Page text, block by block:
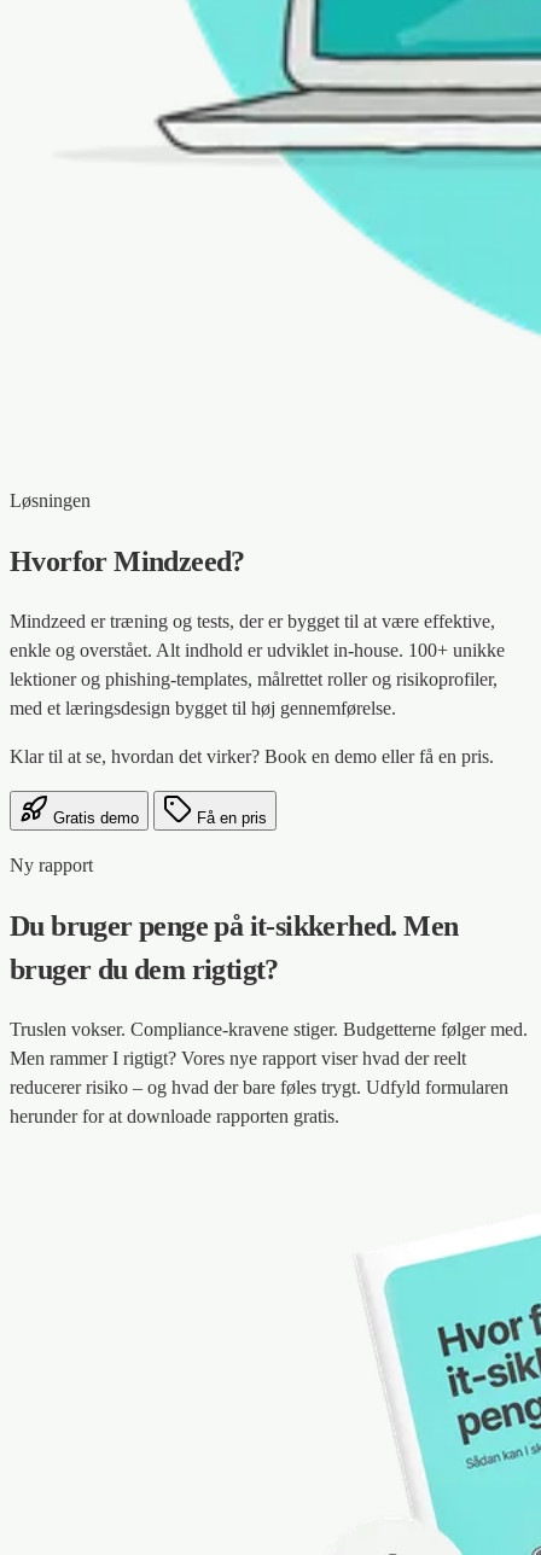
Løsningen
Hvorfor Mindzeed?
Mindzeed er træning og tests, der er bygget til at være effektive,
enkle og overstået. Alt indhold er udviklet in-house. 100+ unikke
lektioner og phishing-templates, målrettet roller og risikoprofiler,
med et læringsdesign bygget til høj gennemførelse.
Klar til at se, hvordan det virker? Book en demo eller få en pris.
Gratis demo Få en pris
Ny rapport
Du bruger penge på it-sikkerhed. Men
bruger du dem rigtigt?
Truslen vokser. Compliance-kravene stiger. Budgetterne følger med.
Men rammer I rigtigt? Vores nye rapport viser hvad der reelt
reducerer risiko – og hvad der bare føles trygt. Udfyld formularen
herunder for at downloade rapporten gratis.